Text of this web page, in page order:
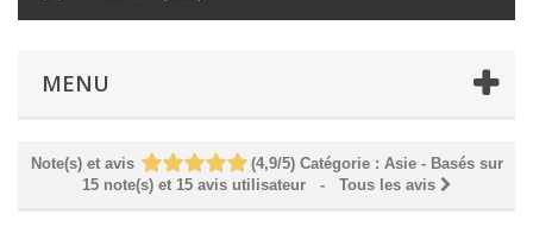
MENU
Note(s) et avis (4,9/5) Catégorie : Asie- Basés sur
15note(s) et 15avis utilisateur - Tous les avis